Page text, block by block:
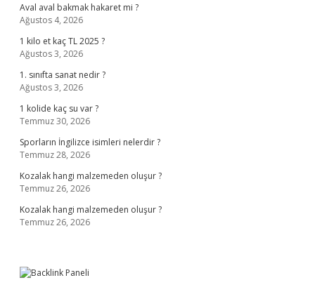
Aval aval bakmak hakaret mi ?
Ağustos 4, 2026
1 kilo et kaç TL 2025 ?
Ağustos 3, 2026
1. sınıfta sanat nedir ?
Ağustos 3, 2026
1 kolide kaç su var ?
Temmuz 30, 2026
Sporların İngilizce isimleri nelerdir ?
Temmuz 28, 2026
Kozalak hangi malzemeden oluşur ?
Temmuz 26, 2026
Kozalak hangi malzemeden oluşur ?
Temmuz 26, 2026